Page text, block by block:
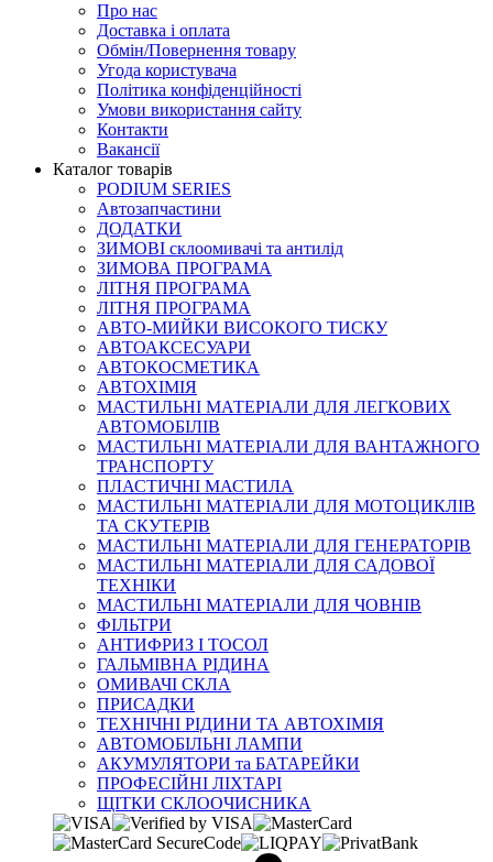
Про нас
Доставка і оплата
Обмін/Повернення товару
Угода користувача
Політика конфіденційності
Умови використання сайту
Контакти
Вакансії
Каталог товарів
PODIUM SERIES
Автозапчастини
ДОДАТКИ
ЗИМОВІ склоомивачі та антилід
ЗИМОВА ПРОГРАМА
ЛІТНЯ ПРОГРАМА
ЛІТНЯ ПРОГРАМА
АВТО-МИЙКИ ВИСОКОГО ТИСКУ
АВТОАКСЕСУАРИ
АВТОКОСМЕТИКА
АВТОХІМІЯ
МАСТИЛЬНІ МАТЕРІАЛИ ДЛЯ ЛЕГКОВИХ
АВТОМОБІЛІВ
МАСТИЛЬНІ МАТЕРІАЛИ ДЛЯ ВАНТАЖНОГО
ТРАНСПОРТУ
ПЛАСТИЧНІ МАСТИЛА
МАСТИЛЬНІ МАТЕРІАЛИ ДЛЯ МОТОЦИКЛІВ
ТА СКУТЕРІВ
МАСТИЛЬНІ МАТЕРІАЛИ ДЛЯ ГЕНЕРАТОРІВ
МАСТИЛЬНІ МАТЕРІАЛИ ДЛЯ САДОВОЇ
ТЕХНІКИ
МАСТИЛЬНІ МАТЕРІАЛИ ДЛЯ ЧОВНІВ
ФІЛЬТРИ
АНТИФРИЗ І ТОСОЛ
ГАЛЬМІВНА РІДИНА
ОМИВАЧІ СКЛА
ПРИСАДКИ
ТЕХНІЧНІ РІДИНИ ТА АВТОХІМІЯ
АВТОМОБІЛЬНІ ЛАМПИ
АКУМУЛЯТОРИ та БАТАРЕЙКИ
ПРОФЕСІЙНІ ЛІХТАРІ
ЩІТКИ СКЛООЧИСНИКА